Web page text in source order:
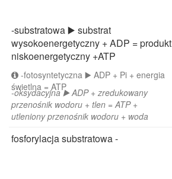
-substratowa ▶️ substrat
wysokoenergetyczny + ADP = produkt
niskoenergetyczny +ATP
-fotosyntetyczna ▶️ ADP + Pi + energia
świetlna = ATP
-oksydacyjna ▶️ ADP + zredukowany
przenośnik wodoru + tlen = ATP +
utleniony przenośnik wodoru + woda
fosforylacja substratowa -